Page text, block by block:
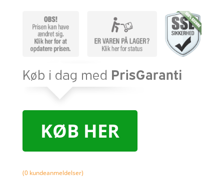
KØB HER
(0kundeanmeldelser)